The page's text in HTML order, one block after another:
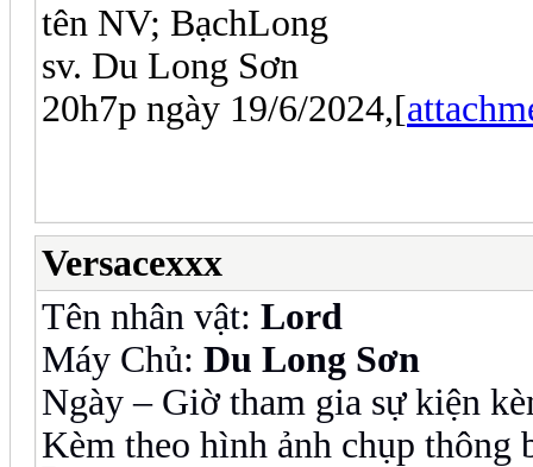
tên NV; BạchLong
sv. Du Long Sơn
20h7p ngày 19/6/2024,[
Versacexxx
Tên nhân vật: Lord
Máy Chủ: Du Long Sơn
Ngày – Giờ tham gia sự kiện
Kèm theo hình ảnh chụp thông